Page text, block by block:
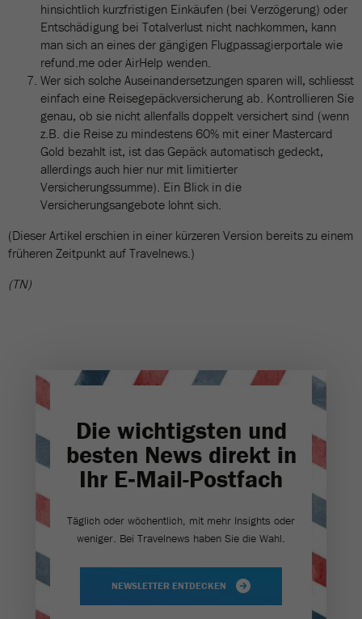
hinsichtlich kurzfristigen Einkäufen (bei Verzögerung) oder
Entschädigung bei Totalverlust nicht nachkommen, kann
man sich an eines der gängigen Flugpassagierportale wie
refund.me oder AirHelp wenden.
Wer sich solche Auseinandersetzungen sparen will, schliesst
einfach eine Reisegepäckversicherung ab. Kontrollieren Sie
genau, ob sie nicht allenfalls doppelt versichert sind (wenn
z.B. die Reise zu mindestens 60% mit einer Mastercard
Gold bezahlt ist, ist das Gepäck automatisch gedeckt,
allerdings auch hier nur mit limitierter
Versicherungssumme). Ein Blick in die
Versicherungsangebote lohnt sich.
(Dieser Artikel erschien in einer kürzeren Version bereits zu einem
früheren Zeitpunkt auf Travelnews.)
(TN)
Die wichtigsten und
besten News direkt in
Ihr E‑Mail-Postfach
Täglich oder wöchentlich, mit mehr Insights oder
weniger. Bei Travel­news haben Sie die Wahl.
NEWSLETTER ENTDECKEN